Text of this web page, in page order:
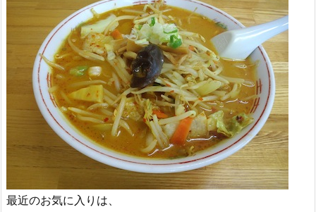
最近のお気に入りは、